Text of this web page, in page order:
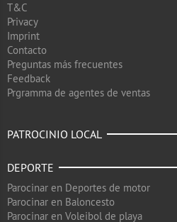
T&C
Privacy
Imprint
Contacto
Preguntas más frecuentes
Feedback
Prgramma de agentes de ventas
PATROCINIO LOCAL
DEPORTE
Parocinar en Deportes de motor
Parocinar en Baloncesto
Parocinar en Voleibol de playa